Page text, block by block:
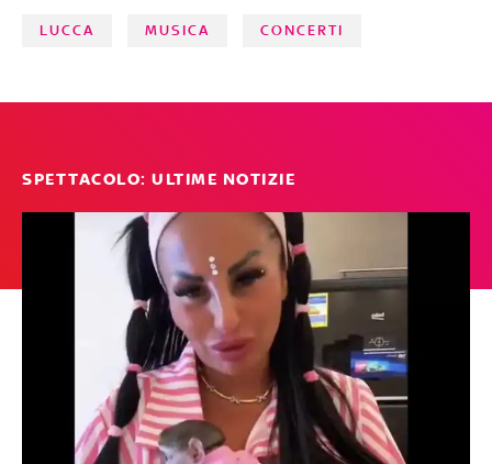
LUCCA MUSICA CONCERTI
SPETTACOLO: ULTIME NOTIZIE